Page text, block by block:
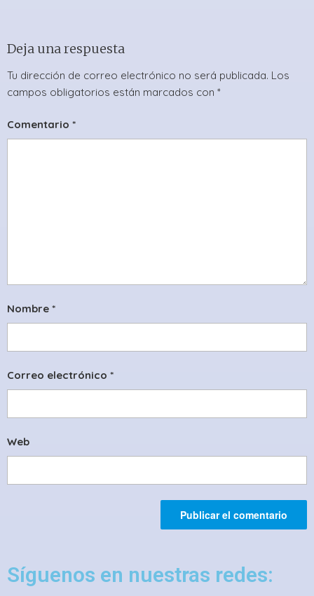
Deja una respuesta
Tu dirección de correo electrónico no será publicada. Los
campos obligatorios están marcados con *
Comentario *
Nombre *
Correo electrónico *
Web
Síguenos en nuestras redes: